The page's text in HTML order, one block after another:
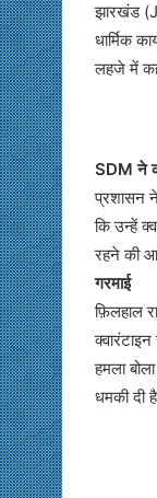
झारखंड
धार्मिक
लहजे में कह
SDM ने
प्रशासन
कि उन्हें
रहने की
गरमाई
फ़िलहाल
हमला
धमकी दी